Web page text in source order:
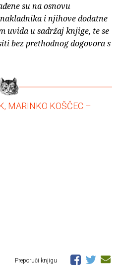
su na osnovu
i njihove dodatne
uvida u sadržaj knjige, te se
bez prethodnog dogovora s
MARINKO KOŠČEC –
Preporuči knjigu